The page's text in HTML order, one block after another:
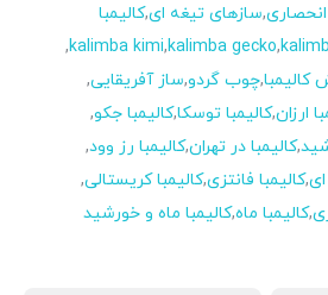
,سازهای تیغه ای,کالیمبا
,
kalimba gecko
,
kalimba kimi
,
کالیمبا,چوب گردو,ساز آفریقایی,
ارزان,کالیمبا توسکا,کالیمبا جکو,
,کالیمبا در تهران,کالیمبا رز وود,
,کالیمبا فانتزی,کالیمبا کریستالی,
,کالیمبا ماه,کالیمبا ماه و خورشید